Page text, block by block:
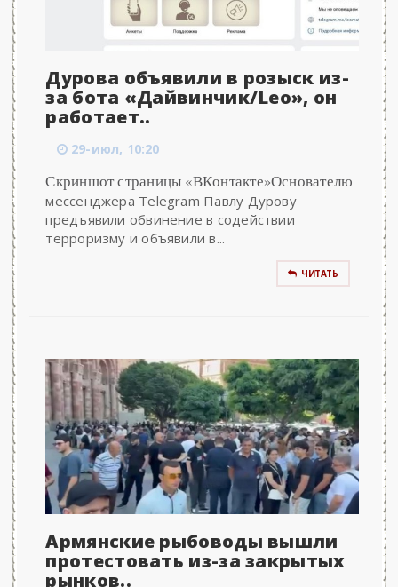
Дурова объявили в розыск из-
за бота «Дайвинчик/Leo», он
работает..
29-июл, 10:20
Скриншот страницы «ВКонтакте»Основателю
мессенджера Telegram Павлу Дурову
предъявили обвинение в содействии
терроризму и объявили в...
ЧИТАТЬ
Армянские рыбоводы вышли
протестовать из-за закрытых
рынков..